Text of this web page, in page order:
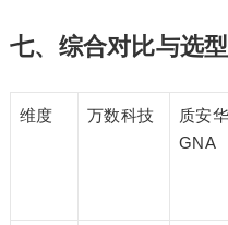
七、综合对比与选
维度 万数科技
质安华
GNA